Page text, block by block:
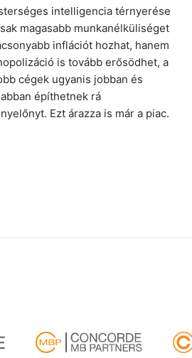
intelligencia térnyerése
magasabb munkanélküliséget
inflációt hozhat, hanem
is tovább erősödhet, a
cégek ugyanis jobban és
építhetnek rá
Ezt árazza is már a piac.